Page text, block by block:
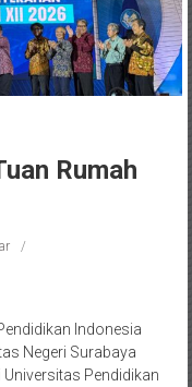
Rumah
Indonesia
Negeri Surabaya
Pendidikan